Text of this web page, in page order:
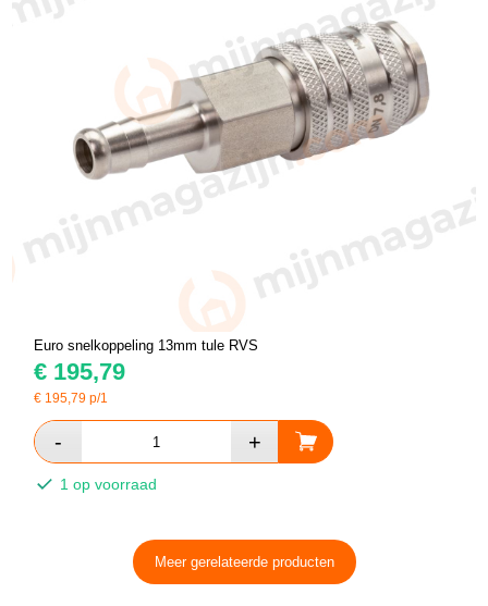
Euro snelkoppeling 13mm tule RVS
€ 195,79
€ 195,79 p/1
1 op voorraad
Meer gerelateerde producten